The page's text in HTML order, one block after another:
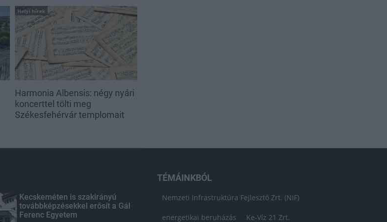
Helyi hírek
Harmonia Albensis: négy nyári
koncerttel tölti meg
Székesfehérvár templomait
Kecskeméten is szakirányú
továbbképzésekkel erősít a Gál
Ferenc Egyetem
TÉMÁINKBÓL
Nemzeti Infrastruktúra Fejlesztő Zrt. (NIF)
energetikai beruházás Ke-Víz 21 Zrt.